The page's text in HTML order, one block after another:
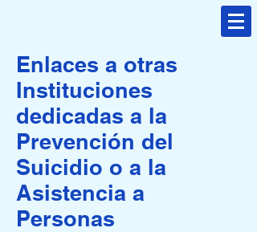
Enlaces a otras
Instituciones
dedicadas a la
Prevención del
Suicidio o a la
Asistencia a
Personas